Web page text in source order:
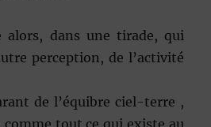
alors, dans une tirade, qui
perception, de l’activité
de l’équibre ciel-terre ,
tout ce qui existe au